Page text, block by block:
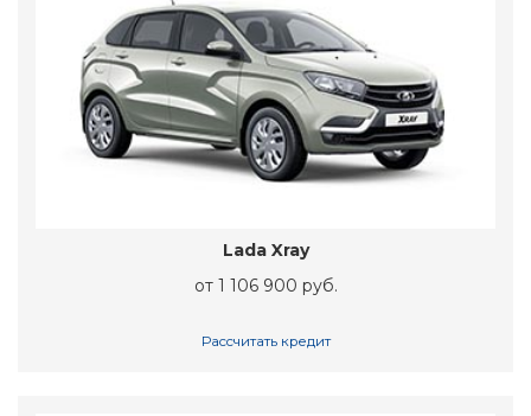
Lada Xray
от 1 106 900 руб.
Рассчитать кредит